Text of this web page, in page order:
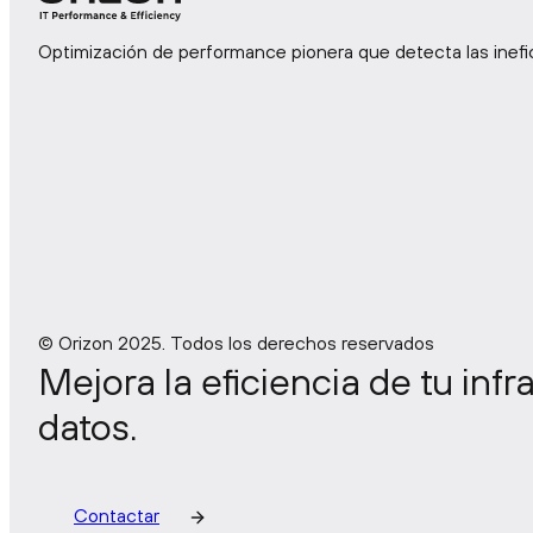
(OTR)
DevPerOps
Optimización de performance pionera que detecta las
© Orizon 2025. Todos los derechos reservados
Mejora la eficiencia de tu
datos.
Contactar